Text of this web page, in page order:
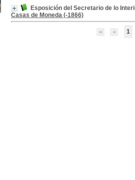
Esposición del Secretario de lo
Casas de Moneda (-1866)
1
-Informes
-Informes
de lo Interior y Relaciones Exteriores